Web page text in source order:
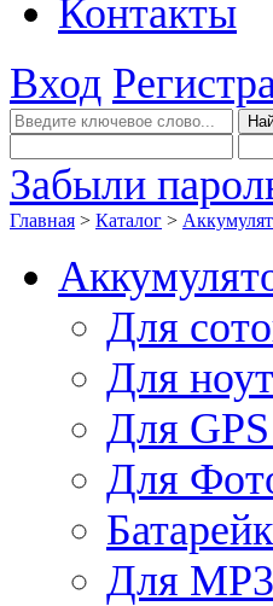
Контакты
Вход
Забыли
Главная > Каталог >
Для
Для
Для
Для
Для